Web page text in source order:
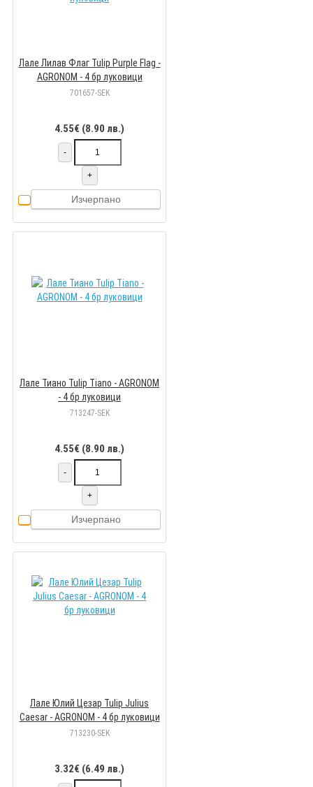
Лале Лилав Флаг Tulip Purple Flag -
AGRONOM - 4 бр луковици
701657-SEK
4.55€ (8.90 лв.)
-
+
Изчерпано
Лале Тиано Tulip Tiano - AGRONOM
- 4 бр луковици
713247-SEK
4.55€ (8.90 лв.)
-
+
Изчерпано
Лале Юлий Цезар Tulip Julius
Caesar - AGRONOM - 4 бр луковици
713230-SEK
3.32€ (6.49 лв.)